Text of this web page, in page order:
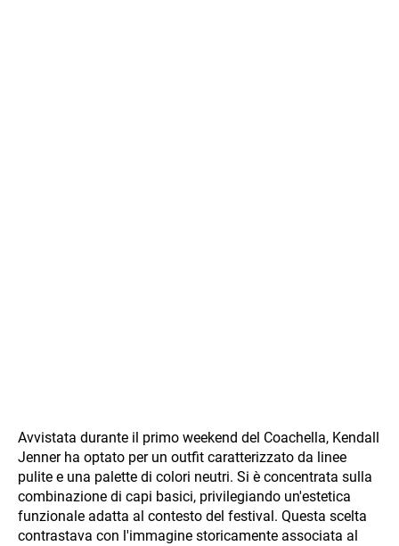
Avvistata durante il primo weekend del Coachella, Kendall
Jenner ha optato per un outfit caratterizzato da linee
pulite e una palette di colori neutri. Si è concentrata sulla
combinazione di capi basici, privilegiando un'estetica
funzionale adatta al contesto del festival. Questa scelta
contrastava con l'immagine storicamente associata al